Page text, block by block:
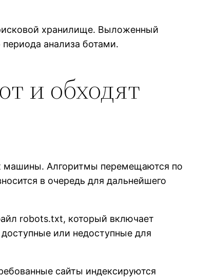
хранилище. Выложенный
анализа ботами.
и обходят
машины. Алгоритмы перемещаются по
в очередь для дальнейшего
robots.txt, который включает
или недоступные для
сайты индексируются